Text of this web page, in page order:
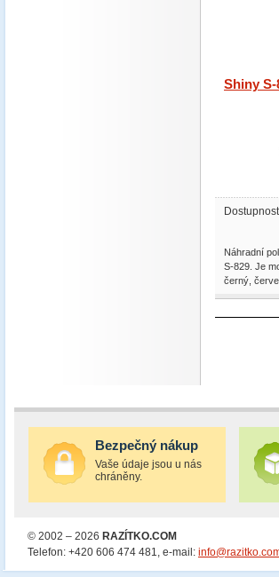
Shiny S-
Náhradní
S-829. Je
černý,
Bezpečný nákup
Vaše údaje jsou u nás
chráněny.
© 2002 – 2026 RAZÍTKO.COM
Telefon: +420 606 474 481, e-mail: